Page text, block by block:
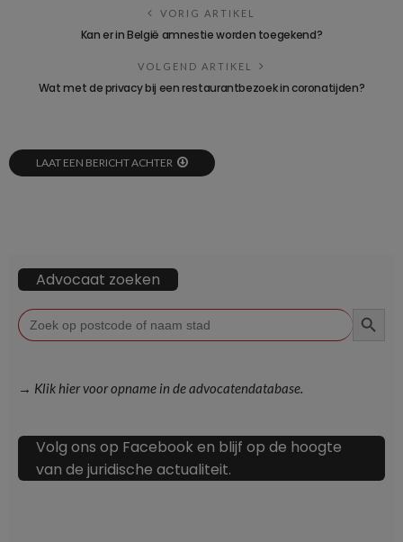
VORIG ARTIKEL
Kan er in België amnestie worden toegekend?
VOLGEND ARTIKEL
Wat met de privacy bij een restaurantbezoek in coronatijden?
LAAT EEN BERICHT ACHTER
Advocaat zoeken
Zoek
naar:
→ Klik hier voor opname in de advocatendatabase.
Volg ons op Facebook en blijf op de hoogte
van de juridische actualiteit.